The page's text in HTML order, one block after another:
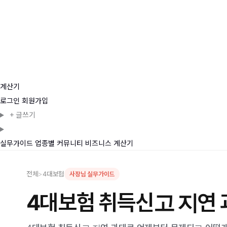
계산기
로그인 회원가입
+글쓰기
실무가이드 업종별 커뮤니티 비즈니스 계산기
전체>4대보험 사장님 실무가이드
4대보험 취득신고 지연